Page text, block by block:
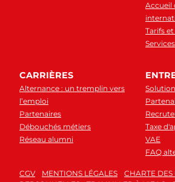
Accueil
Tarifs
CARRIÈRES
Alternance : un tremplin vers
l’emploi
Partenaires
Débouchés métiers
Réseau alumni
Taxe
VAE
FAQ
CGV MENTIONS LÉGALES
CHARTE